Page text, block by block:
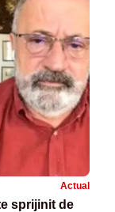
Actual
sprijinit de